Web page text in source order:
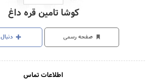
کوشا تامین قره داغ
صفحه رسمی
اطلاعات تماس